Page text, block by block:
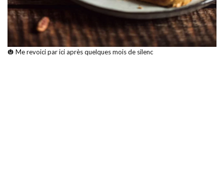
🎃 Me revoici par ici après quelques mois de silenc